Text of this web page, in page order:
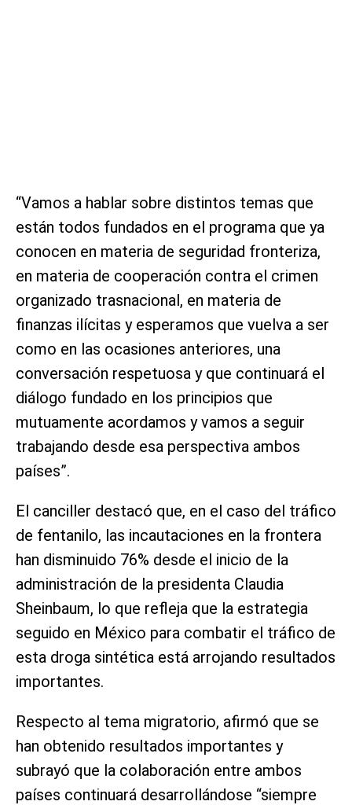
“Vamos a hablar sobre distintos temas que
están todos fundados en el programa que ya
conocen en materia de seguridad fronteriza,
en materia de cooperación contra el crimen
organizado trasnacional, en materia de
finanzas ilícitas y esperamos que vuelva a ser
como en las ocasiones anteriores, una
conversación respetuosa y que continuará el
diálogo fundado en los principios que
mutuamente acordamos y vamos a seguir
trabajando desde esa perspectiva ambos
países”.
El canciller destacó que, en el caso del tráfico
de fentanilo, las incautaciones en la frontera
han disminuido 76% desde el inicio de la
administración de la presidenta Claudia
Sheinbaum, lo que refleja que la estrategia
seguido en México para combatir el tráfico de
esta droga sintética está arrojando resultados
importantes.
Respecto al tema migratorio, afirmó que se
han obtenido resultados importantes y
subrayó que la colaboración entre ambos
países continuará desarrollándose “siempre